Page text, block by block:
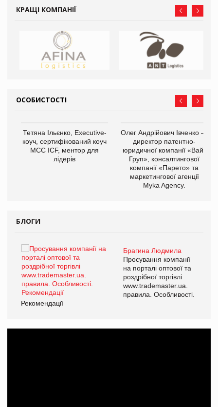
КРАЩІ КОМПАНІЇ
ОСОБИСТОСТІ
Тетяна Ільєнко, Executive-
коуч, сертифікований коуч
МСС ICF, ментор для
лідерів
Олег Андрійович Івченко —
директор патентно-
юридичної компанії «Вайз
Груп», консалтингової
компанії «Парето» та
маркетингової агенції
Myka Agency.
БЛОГИ
Брагина Людмила
Просування компанії
на порталі оптової та
роздрібної торгівлі
www.trademaster.ua.
правила. Особливості.
Рекомендації